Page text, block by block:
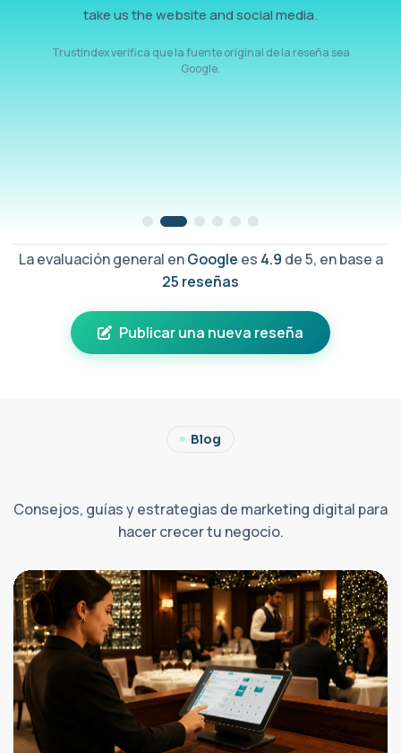
take us the website and social media.
Trustindex verifica que la fuente original de la reseña sea
Google.
La evaluación general enGoogle es 4.9 de 5, en base a
25 reseñas
Publicar una nueva reseña
Blog
Consejos, guías y estrategias de marketing digital para
hacer crecer tu negocio.